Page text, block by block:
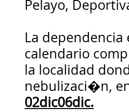
Pelayo,
La
calendario
la localidad
nebulizaci�n,
02dic06dic.